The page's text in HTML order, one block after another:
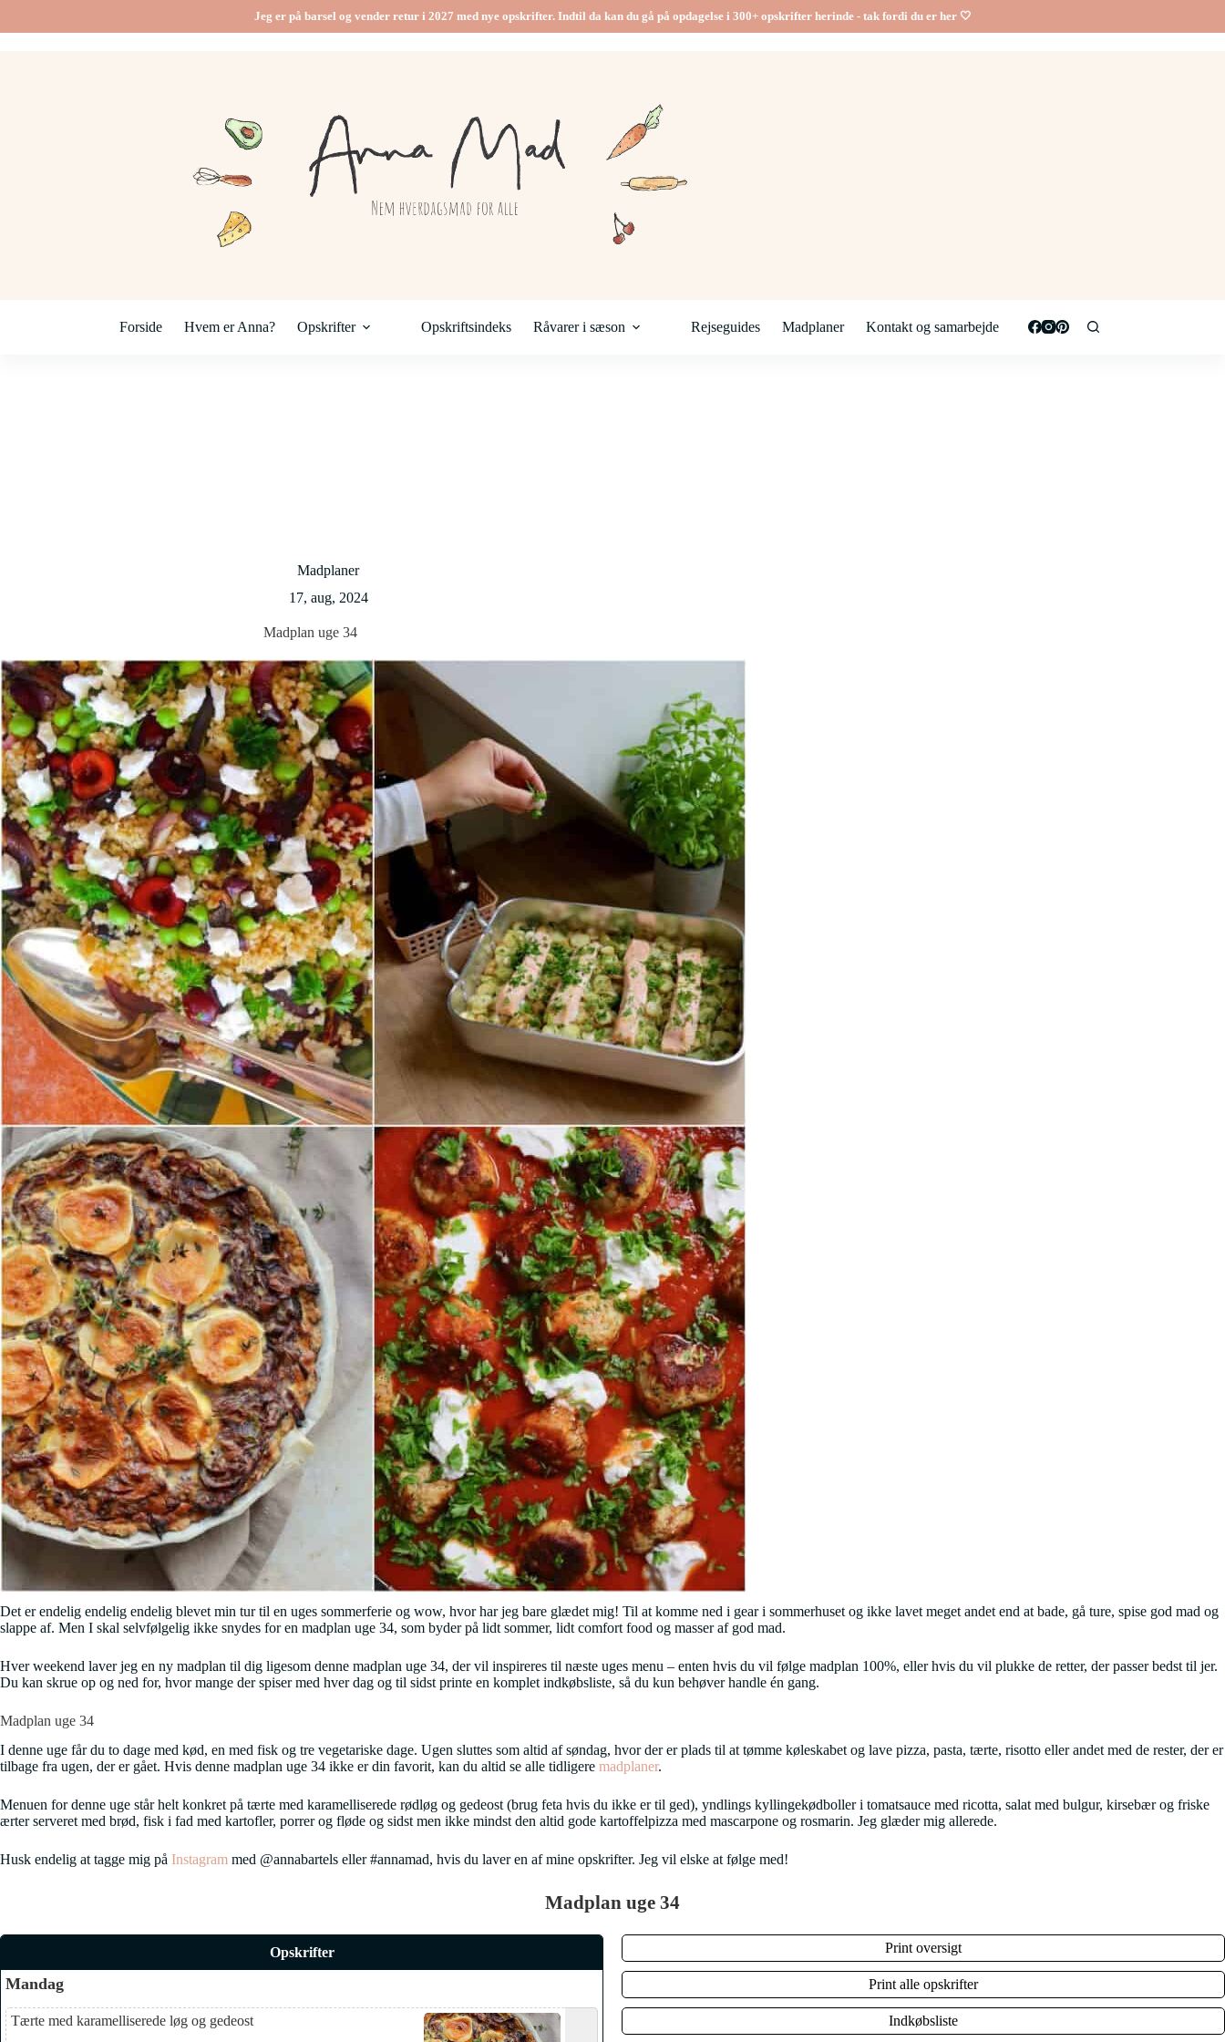
Jeg er på barsel og vender retur i 2027 med nye opskrifter. Indtil da kan du gå på opdagelse i 300+ opskrifter herinde - tak fordi du er her 🤍
Forside Hvem er Anna? Opskrifter Opskriftsindeks Råvarer i sæson Rejseguides Madplaner Kontakt og samarbejde
Madplaner
17, aug, 2024
Madplan uge 34
Det er endelig endelig endelig blevet min tur til en uges sommerferie og wow, hvor har jeg bare glædet mig! Til at komme ned i gear i sommerhuset og ikke lavet meget andet end at bade, gå ture, spise god mad og
slappe af. Men I skal selvfølgelig ikke snydes for en madplan uge 34, som byder på lidt sommer, lidt comfort food og masser af god mad.
Hver weekend laver jeg en ny madplan til dig ligesom denne madplan uge 34, der vil inspireres til næste uges menu – enten hvis du vil følge madplan 100%, eller hvis du vil plukke de retter, der passer bedst til jer.
Du kan skrue op og ned for, hvor mange der spiser med hver dag og til sidst printe en komplet indkøbsliste, så du kun behøver handle én gang.
Madplan uge 34
I denne uge får du to dage med kød, en med fisk og tre vegetariske dage. Ugen sluttes som altid af søndag, hvor der er plads til at tømme køleskabet og lave pizza, pasta, tærte, risotto eller andet med de rester, der er
tilbage fra ugen, der er gået. Hvis denne madplan uge 34 ikke er din favorit, kan du altid se alle tidligere madplaner.
Menuen for denne uge står helt konkret på tærte med karamelliserede rødløg og gedeost (brug feta hvis du ikke er til ged), yndlings kyllingekødboller i tomatsauce med ricotta, salat med bulgur, kirsebær og friske
ærter serveret med brød, fisk i fad med kartofler, porrer og fløde og sidst men ikke mindst den altid gode kartoffelpizza med mascarpone og rosmarin. Jeg glæder mig allerede.
Husk endelig at tagge mig på Instagram med @annabartels eller #annamad, hvis du laver en af mine opskrifter. Jeg vil elske at følge med!
Madplan uge 34
Opskrifter
Mandag
Tærte med karamelliserede løg og gedeost
Print oversigt
Print alle opskrifter
Indkøbsliste